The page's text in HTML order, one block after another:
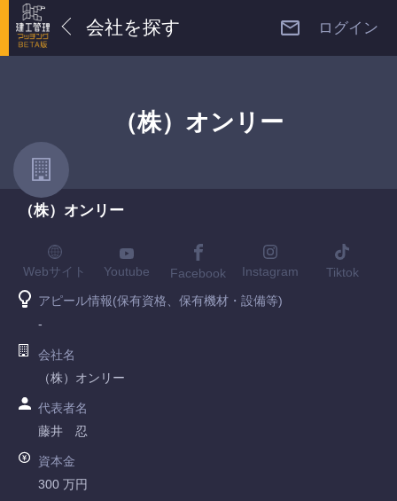
会社を探す ログイン
（株）オンリー
（株）オンリー
Webサイト Youtube Facebook Instagram Tiktok
アピール情報(保有資格、保有機材・設備等)
-
会社名
（株）オンリー
代表者名
藤井 忍
資本金
300 万円